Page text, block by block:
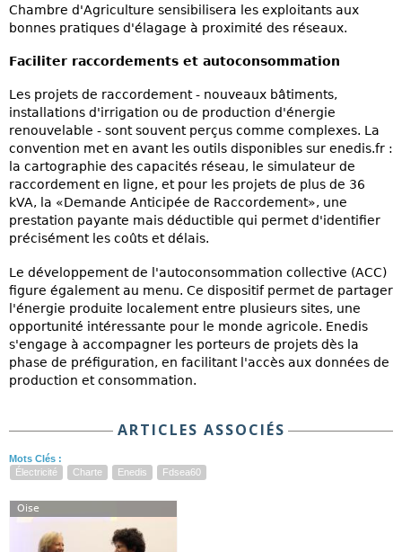
Chambre d'Agriculture sensibilisera les exploitants aux
bonnes pratiques d'élagage à proximité des réseaux.
Faciliter raccordements et autoconsommation
Les projets de raccordement - nouveaux bâtiments,
installations d'irrigation ou de production d'énergie
renouvelable - sont souvent perçus comme complexes. La
convention met en avant les outils disponibles sur enedis.fr :
la cartographie des capacités réseau, le simulateur de
raccordement en ligne, et pour les projets de plus de 36
kVA, la «Demande Anticipée de Raccordement», une
prestation payante mais déductible qui permet d'identifier
précisément les coûts et délais.
Le développement de l'autoconsommation collective (ACC)
figure également au menu. Ce dispositif permet de partager
l'énergie produite localement entre plusieurs sites, une
opportunité intéressante pour le monde agricole. Enedis
s'engage à accompagner les porteurs de projets dès la
phase de préfiguration, en facilitant l'accès aux données de
production et consommation.
ARTICLES ASSOCIÉS
Mots Clés :
Électricité
Charte Enedis Fdsea60
Oise